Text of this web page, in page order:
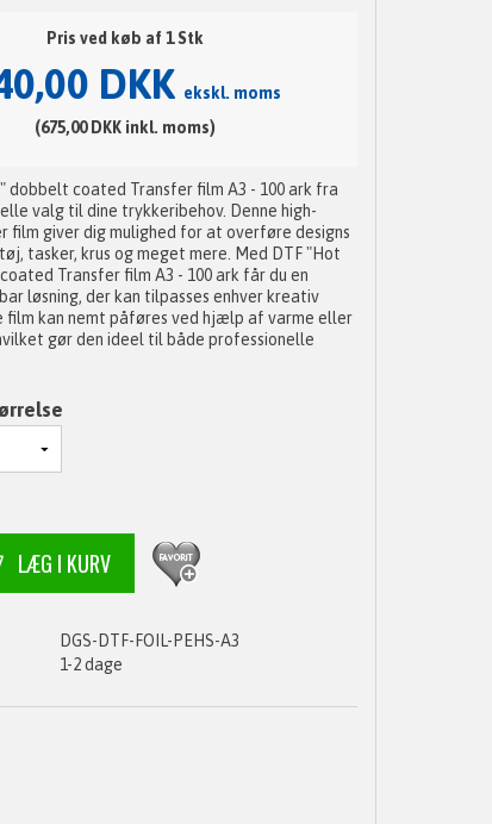
Pris ved køb af 1 Stk
DKK ekskl. moms
(675,00 DKK inkl. moms)
dobbelt coated Transfer film A3 - 100 ark fra
valg til dine trykkeribehov. Denne high-
film giver dig mulighed for at overføre designs
tasker, krus og meget mere. Med DTF "Hot
Transfer film A3 - 100 ark får du en
løsning, der kan tilpasses enhver kreativ
film kan nemt påføres ved hjælp af varme eller
gør den ideel til både professionelle
DGS-DTF-FOIL-PEHS-A3
1-2 dage